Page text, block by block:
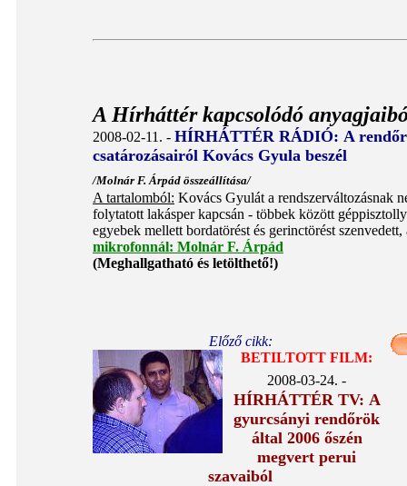
A Hírháttér kapcsolódó
2008-02-11. - HÍRHÁTTÉR RÁDIÓ: A
csatározásairól Kovács Gyula beszél
/Molnár F. Árpád összeállítása/
A tartalomból: Kovács Gyulát a rendszerváltozásnak
folytatott lakásper kapcsán - többek között
egyebek mellett bordatörést és gerinctörést
mikrofonnál: Molnár F. Árpád
(Meghallgatható és letölthető!)
Előző cikk:
BETILTOTT FILM:
2008-03-24. -
HÍRHÁTTÉR TV: A
gyurcsányi rendőrök
által 2006 őszén
megvert perui
szavaiból